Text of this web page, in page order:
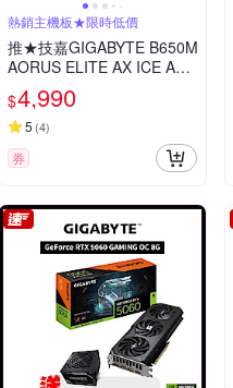
熱銷主機板★限時低價
推★技嘉GIGABYTE B650M
AORUS ELITE AX ICE AM
D主機板
$4,990
5 (4)
券